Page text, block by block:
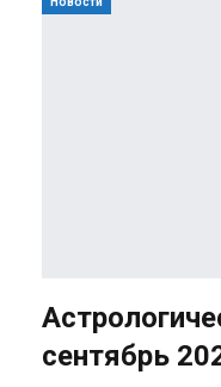
сентябрь